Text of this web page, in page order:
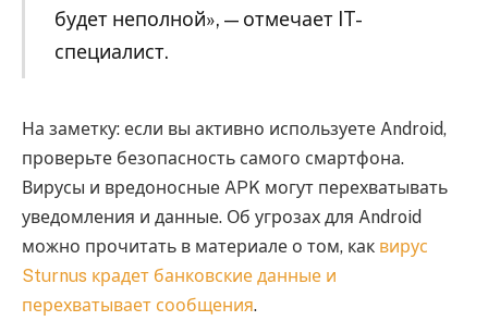
будет неполной», — отмечает IT-
специалист.
На заметку: если вы активно используете Android,
проверьте безопасность самого смартфона.
Вирусы и вредоносные APK могут перехватывать
уведомления и данные. Об угрозах для Android
можно прочитать в материале о том, как вирус
Sturnus крадет банковские данные и
перехватывает сообщения.